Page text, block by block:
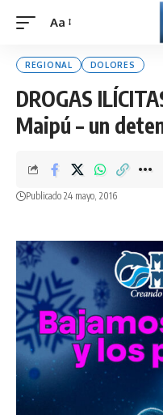
Font
Aa
REGIONAL DOLORES
DROGAS
Maipú – un
Publicado 24 mayo, 2016